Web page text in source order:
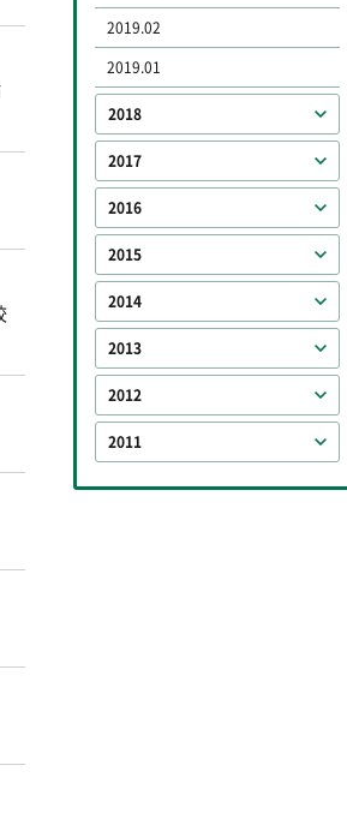
2019.02
2019.01
2018
2017
2016
2015
2014
2013
2012
2011